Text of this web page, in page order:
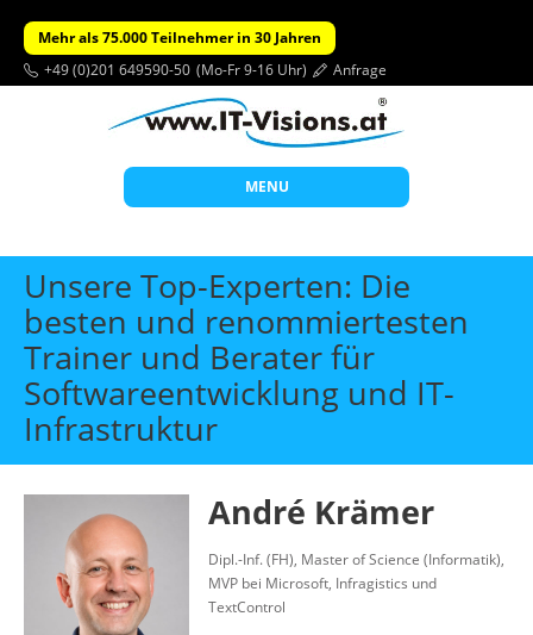
Mehr als 75.000 Teilnehmer in 30 Jahren
+49 (0)201 649590-50 (Mo-Fr 9-16 Uhr) Anfrage
MENU
Start
Themen
Beratung
Individuelle Schulungen
Offene Seminare
Über uns
Unsere Top-Experten: Die
besten und renommiertesten
Trainer und Berater für
Softwareentwicklung und IT-
Infrastruktur
André Krämer
Dipl.-Inf. (FH), Master of Science (Informatik),
MVP bei Microsoft, Infragistics und
TextControl